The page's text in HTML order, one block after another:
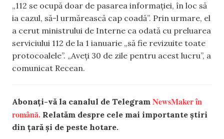
„112 se ocupă doar de pasarea informației, în loc să
ia cazul, să-l urmărească cap coadă”. Prin urmare, el
a cerut ministrului de Interne ca odată cu preluarea
serviciului 112 de la 1 ianuarie „să fie revizuite toate
protocoalele”. „Aveți 30 de zile pentru acest lucru”, a
comunicat Recean.
Abonați-vă la canalul de Telegram NewsMaker în
română. Relatăm despre cele mai importante știri
din țară și de peste hotare.